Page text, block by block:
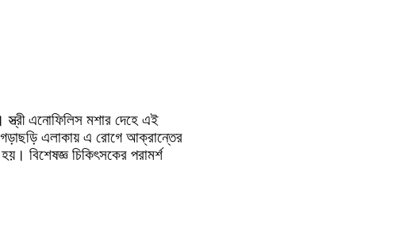
এনোফিলিস মশার দেহে এই
খাগড়াছড়ি এলাকায় এ রোগে আক্রান্তের
বিশেষজ্ঞ চিকিৎসকের পরামর্শ